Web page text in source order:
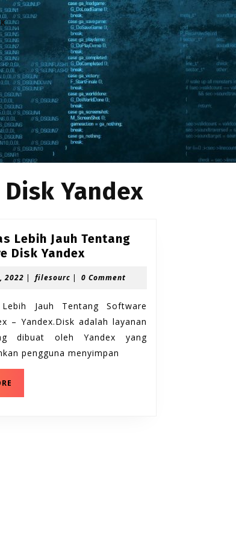
Yandex
Lebih Jauh Tentang
Disk Yandex
Jauh
Software
Disk
Yandex
2022 January
| filesourc filesourc
| 0 Comment
Jauh Tentang Software
– Yandex.Disk adalah layanan
dibuat oleh Yandex yang
pengguna menyimpan